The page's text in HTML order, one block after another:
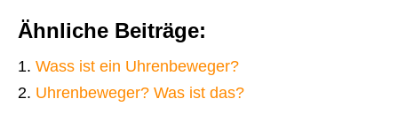
Ähnliche Beiträge:
Wass ist ein Uhrenbeweger?
Uhrenbeweger? Was ist das?